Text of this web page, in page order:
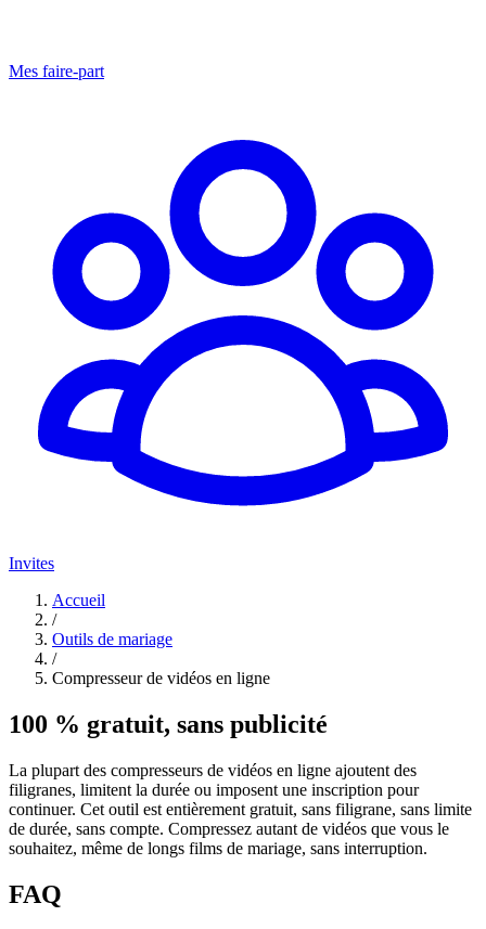
Mes faire-part
Invites
Accueil
/
Outils de mariage
/
Compresseur de vidéos en ligne
100 % gratuit, sans publicité
La plupart des compresseurs de vidéos en ligne ajoutent des
filigranes, limitent la durée ou imposent une inscription pour
continuer. Cet outil est entièrement gratuit, sans filigrane, sans limite
de durée, sans compte. Compressez autant de vidéos que vous le
souhaitez, même de longs films de mariage, sans interruption.
FAQ